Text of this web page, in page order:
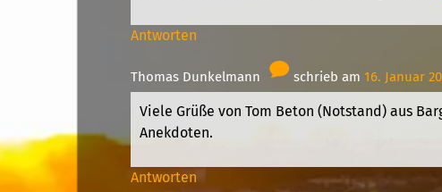
Antworten
Thomas Dunkelmann schrieb am 16. Januar
Viele Grüße von Tom Beton (Notstand) aus
Anekdoten.
Antworten